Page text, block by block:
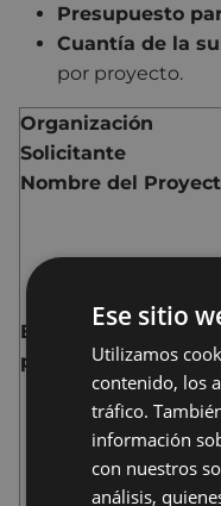
Presupuesto
Cuantía de la
por proyecto.
Organización
Solicitante
Nombre del
Breve descripción
proyecto
Ese sitio
Utilizamos
contenido, los
tráfico.
información
con nuestros
análisis,